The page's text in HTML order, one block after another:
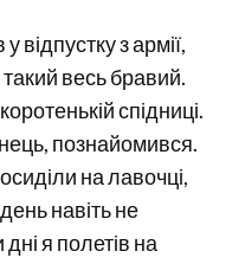
відпустку з армії,
весь бравий.
спідниці.
познайомився.
на лавочці,
навіть не
я полетів на